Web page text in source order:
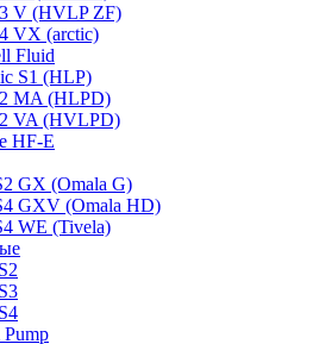
V (HVLP ZF)
VX (arctic)
Fluid
S1 (HLP)
MA (HLPD)
VA (HVLPD)
HF-E
GX (Omala G)
GXV (Omala HD)
WE (Tivela)
Pump